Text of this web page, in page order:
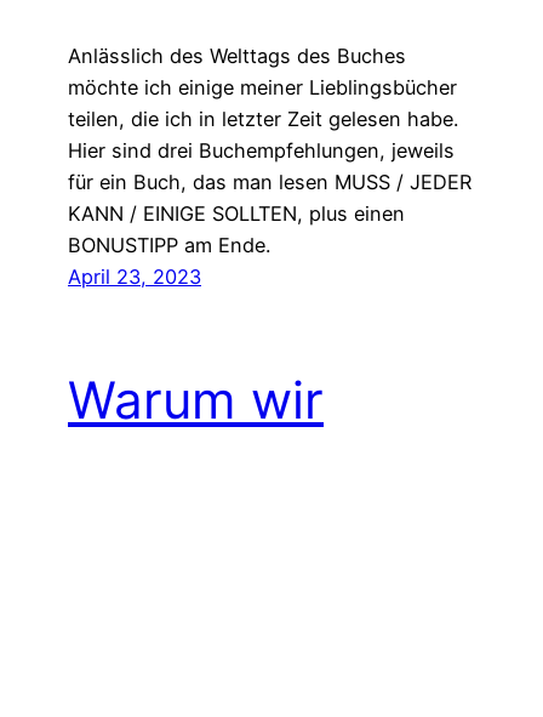
Anlässlich des Welttags des Buches
möchte ich einige meiner Lieblingsbücher
teilen, die ich in letzter Zeit gelesen habe.
Hier sind drei Buchempfehlungen, jeweils
für ein Buch, das man lesen MUSS / JEDER
KANN / EINIGE SOLLTEN, plus einen
BONUSTIPP am Ende.
April 23, 2023
Warum wir